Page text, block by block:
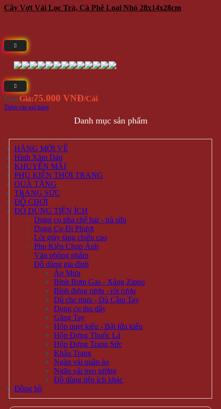
Cây Vợt Vải Lọc Trà, Cà Phê Loại Nhỏ 28x14x28cm
Giá Giá:75.000 VNĐ/Cái
Thêm vào giỏ hàng
Danh mục sản phẩm
HÀNG MỚI VỀ
Hình Xăm Dán
KHUYẾN MÃI
PHỤ KIỆN THỜI TRANG
QUÀ TẶNG
TRANG SỨC
ĐỒ CHƠI
ĐỒ DÙNG TIỆN ÍCH
Dụng cụ pha chế bar - trà sữa
Dụng Cụ Đi Phượt
Lót giày tăng chiều cao
Phụ Kiện Chụp Ảnh
Văn phòng phẩm
Đồ dùng gia đình
Áo Mưa
Bình Bơm Gas - Xăng Zippo
Bình đựng rượu - rót rượu
Dù che mưa - Dù Cầm Tay
Dụng cụ thu dây
Găng Tay
Hộp quẹt kiểu - Bật lửa kiểu
Hộp Đựng Thuốc Lá
Hộp Đựng Trang Sức
Khẩu Trang
Ngăn vải quần áo
Ngăn vải treo tường
Đồ dùng tiện ích khác
Đồng hồ